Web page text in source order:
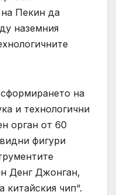
на Пекин да
наземния
на
и технологични
орган от 60
фигури
Денг Джонган,
китайския чип“.